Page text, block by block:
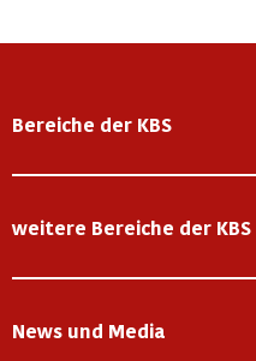
Bereiche der KBS
weitere Bereiche der KBS
News und Media